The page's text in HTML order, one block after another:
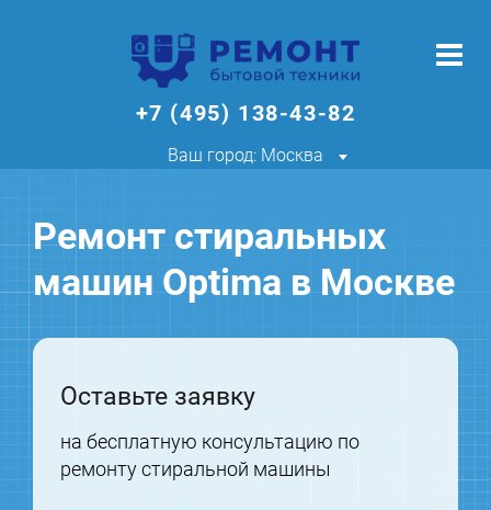
+7 (495) 138-43-82
Ваш город: Москва
Ремонт стиральных
машин Optima в Москве
Оставьте заявку
на бесплатную консультацию по
ремонту стиральной машины